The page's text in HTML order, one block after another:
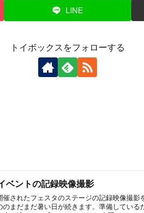
LINE
トイボックスをフォローする
ベントの記録映像撮影
催されたフェスタのステージの記録映像撮
のまだまだ暑い日が続きます。準備してい